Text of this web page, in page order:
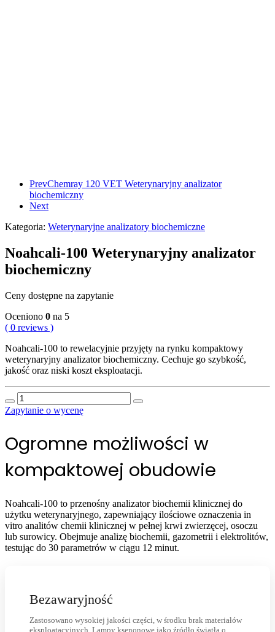
PrevChemray 120 VET Weterynaryjny analizator
biochemiczny
Next
Kategoria: Weterynaryjne analizatory biochemiczne
Noahcali-100 Weterynaryjny analizator
biochemiczny
Ceny dostępne na zapytanie
Oceniono 0 na 5
( 0 reviews )
Noahcali-100 to rewelacyjnie przyjęty na rynku kompaktowy
weterynaryjny analizator biochemiczny. Cechuje go szybkość,
jakość oraz niski koszt eksploatacji.
ilość
Noahcali-
100
analizator
biochemiczny
Zapytanie o wycenę
Ogromne możliwości w
kompaktowej obudowie
Noahcali-100 to przenośny analizator biochemii klinicznej do
użytku weterynaryjnego, zapewniający ilościowe oznaczenia in
vitro analitów chemii klinicznej w pełnej krwi zwierzęcej, osoczu
lub surowicy. Obejmuje analizę biochemii, gazometrii i elektrolitów,
testując do 30 parametrów w ciągu 12 minut.
Bezawaryjność
Zastosowano wysokiej jakości części, w środku brak materiałów
eksploatacyjnych. Lampy ksenonowe jako źródło światła o